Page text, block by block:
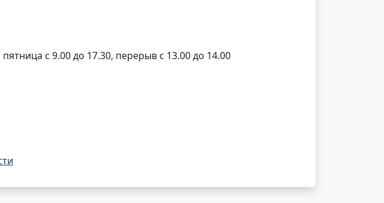
с 9.00 до 17.30, перерыв с 13.00 до 14.00